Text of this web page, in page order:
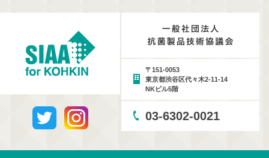
〒151-0053
東京都渋谷区代々木2-11-14
NKビル5階
03-6302-0021